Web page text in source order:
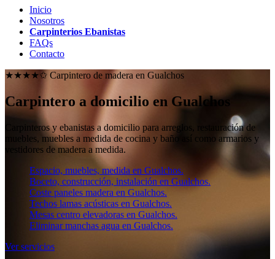
Inicio
Nosotros
Carpinterios Ebanistas
FAQs
Contacto
★★★★✩ Carpintero de madera en Gualchos
Carpintero a domicilio en Gualchos
Carpinteros y ebanistas a domicilio para arreglos, restauración de
muebles, muebles a medida de cocina y baño así como armarios y
vestidores de madera a medida.
Espacio, muebles, medida en Gualchos.
Boceto, construcción, instalación en Gualchos.
Coste paneles madera en Gualchos.
Techos lamas acústicas en Gualchos.
Mesas centro elevadoras en Gualchos.
Eliminar manchas agua en Gualchos.
Ver servicios